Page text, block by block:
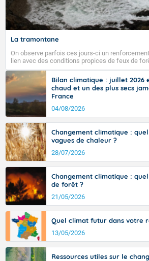
La tramontane
On observe parfois ces jours-ci un
lien avec des conditions propices de feux de
tramontane ? Quelles sont ses caractéristiques
vent turbulent soufflant de secteur nord-ouest à
ouest, dans un secteur qui part du Roussillon à la
l’ouest de l’Hérault. L’étymologie de ce vent
signifiant au-delà des monts, en allusion aux
d’où provient ce vent.
Bilan climatique : juillet 2026
chaud et un des plus secs
France
04/08/2026
Changement climatique :
vagues de chaleur ?
28/07/2026
Changement climatique :
de forêt ?
21/05/2026
Quel climat futur dans votre
13/05/2026
Ressources utiles sur le